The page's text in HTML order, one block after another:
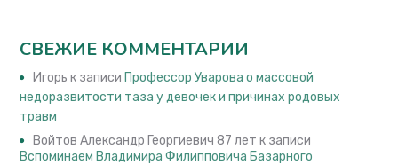
СВЕЖИЕ КОММЕНТАРИИ
Игорь к записи Профессор Уварова о массовой
недоразвитости таза у девочек и причинах родовых
травм
Войтов Александр Георгиевич 87 лет к записи
Вспоминаем Владимира Филипповича Базарного